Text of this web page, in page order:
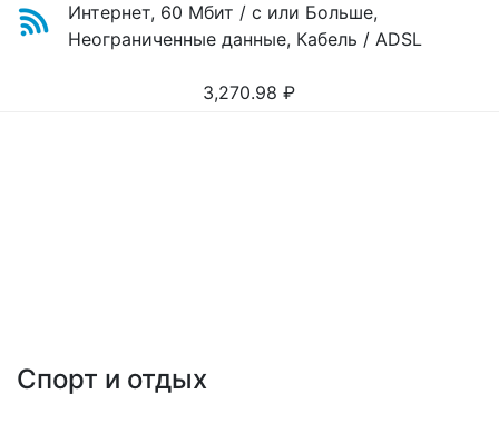
Интернет, 60 Мбит / с или Больше,
Неограниченные данные, Кабель / ADSL
3,270.98 ₽
Спорт и отдых